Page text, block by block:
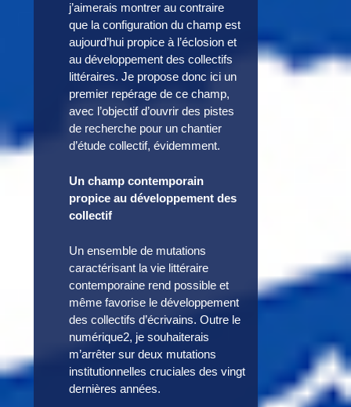
j’aimerais montrer au contraire
que la configuration du champ est
aujourd’hui propice à l’éclosion et
au développement des collectifs
littéraires. Je propose donc ici un
premier repérage de ce champ,
avec l’objectif d’ouvrir des pistes
de recherche pour un chantier
d’étude collectif, évidemment.
Un champ contemporain
propice au développement des
collectif
Un ensemble de mutations
caractérisant la vie littéraire
contemporaine rend possible et
même favorise le développement
des collectifs d’écrivains. Outre le
numérique2, je souhaiterais
m’arrêter sur deux mutations
institutionnelles cruciales des vingt
dernières années.